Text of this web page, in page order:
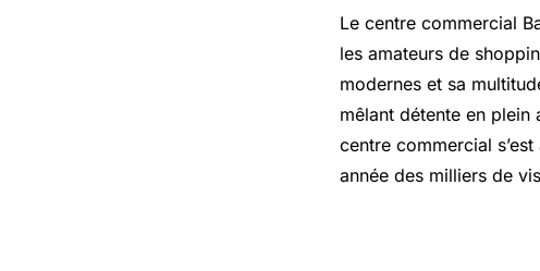
Le centre commercial
les amateurs de
modernes et sa
mêlant détente en
centre commercial
année des milliers de